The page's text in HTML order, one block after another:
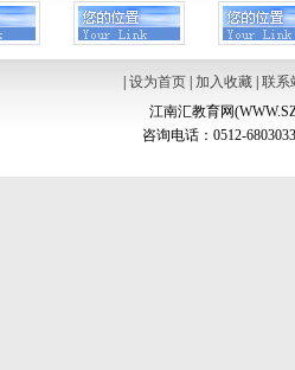
设为首页| 加入收藏| 联系
江南汇教育网
咨询电话：0512-